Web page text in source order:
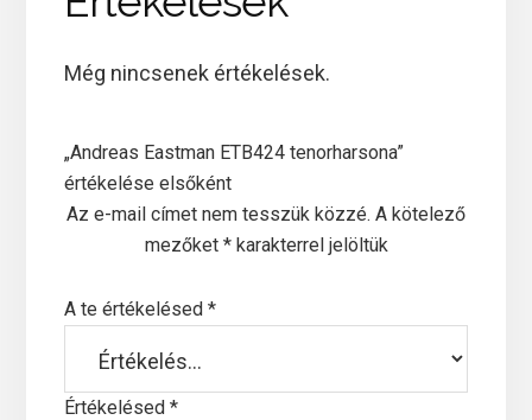
Még nincsenek értékelések.
„Andreas Eastman ETB424 tenorharsona”
értékelése elsőként
Az e-mail címet nem tesszük közzé. A kötelező
mezőket *karakterrel jelöltük
A te értékelésed *
Értékelésed *